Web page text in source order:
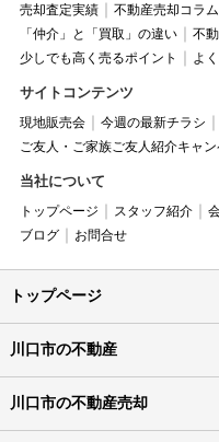
売却査定実績
不動産売却コラム
「仲介」と「買取」の違い
不
少しでも高く売るポイント
よ
サイトコンテンツ
現地販売会
今週の最新チラシ
ご友人・ご家族ご友人紹介キャ
当社について
トップページ スタッフ紹介
ブログ
お問合せ
トップページ
川口市の不動産
川口市の不動産売却